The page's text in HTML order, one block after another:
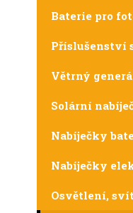
Baterie pro
Příslušenství
Větrný
Solární
Nabíječky
Nabíječky
Osvětlení,